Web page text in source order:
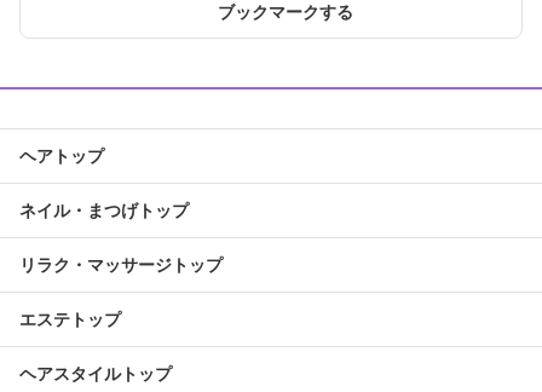
ブックマークする
ヘアトップ
ネイル・まつげトップ
リラク・マッサージトップ
エステトップ
ヘアスタイルトップ